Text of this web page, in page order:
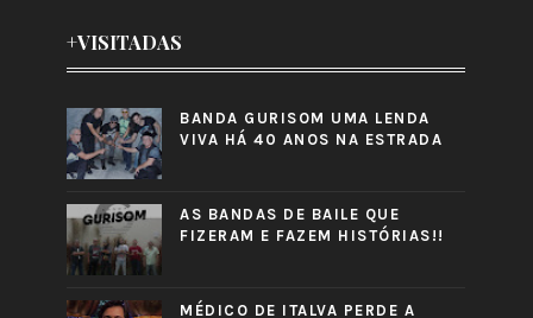
+VISITADAS
BANDA GURISOM UMA LENDA
VIVA HÁ 40 ANOS NA ESTRADA
AS BANDAS DE BAILE QUE
FIZERAM E FAZEM HISTÓRIAS!!
MÉDICO DE ITALVA PERDE A